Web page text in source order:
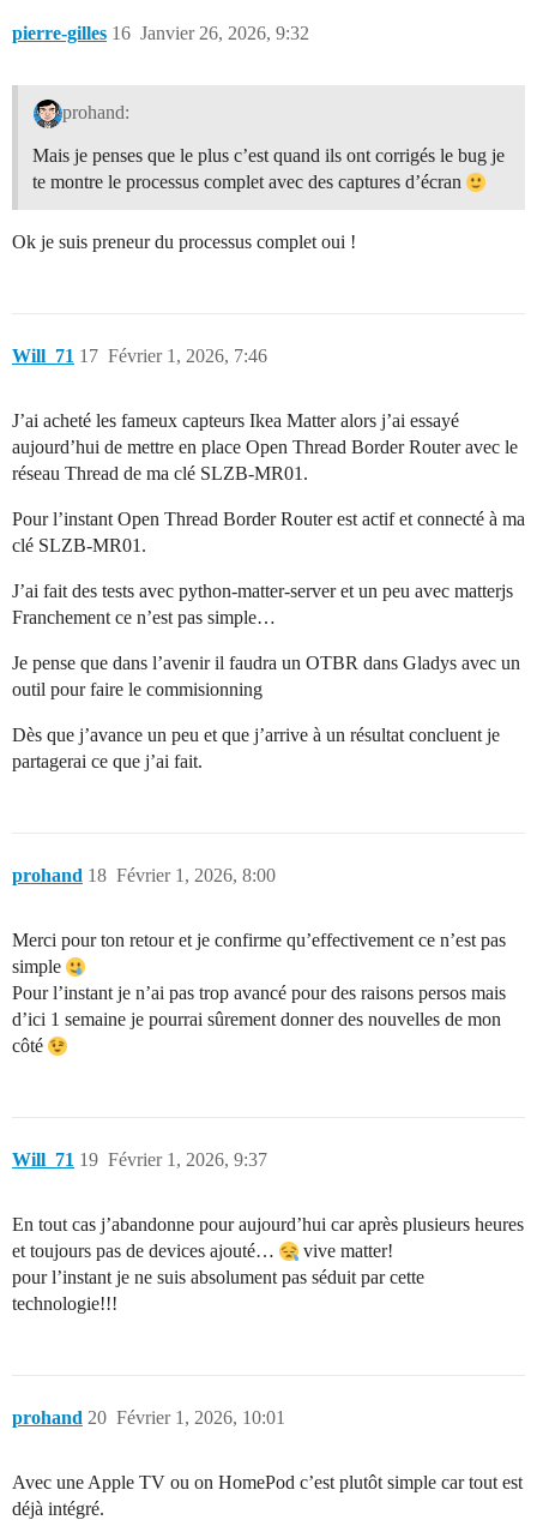
pierre-gilles Janvier 26, 2026, 9:32
16
prohand:
Mais je penses que le plus c’est quand ils ont corrigés le bug je
te montre le processus complet avec des captures d’écran
Ok je suis preneur du processus complet oui !
Will_71 Février 1, 2026, 7:46
17
J’ai acheté les fameux capteurs Ikea Matter alors j’ai essayé
aujourd’hui de mettre en place Open Thread Border Router avec le
réseau Thread de ma clé SLZB-MR01.
Pour l’instant Open Thread Border Router est actif et connecté à ma
clé SLZB-MR01.
J’ai fait des tests avec python-matter-server et un peu avec matterjs
Franchement ce n’est pas simple…
Je pense que dans l’avenir il faudra un OTBR dans Gladys avec un
outil pour faire le commisionning
Dès que j’avance un peu et que j’arrive à un résultat concluent je
partagerai ce que j’ai fait.
prohand Février 1, 2026, 8:00
18
Merci pour ton retour et je confirme qu’effectivement ce n’est pas
simple
Pour l’instant je n’ai pas trop avancé pour des raisons persos mais
d’ici 1 semaine je pourrai sûrement donner des nouvelles de mon
côté
Will_71 Février 1, 2026, 9:37
19
En tout cas j’abandonne pour aujourd’hui car après plusieurs heures
et toujours pas de devices ajouté…
vive matter!
pour l’instant je ne suis absolument pas séduit par cette
technologie!!!
prohand Février 1, 2026, 10:01
20
Avec une Apple TV ou on HomePod c’est plutôt simple car tout est
déjà intégré.